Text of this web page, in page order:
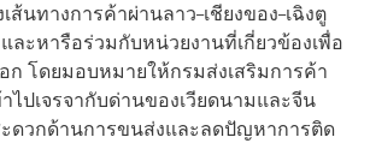
ส้นทางการค้าผ่านลาว–เชียงของ–เฉิงตู
ละหารือร่วมกับหน่วยงานที่เกี่ยวข้องเพื่อ
โดยมอบหมายให้กรมส่งเสริมการค้า
ไปเจรจากับด่านของเวียดนามและจีน
ดวกด้านการขนส่งและลดปัญหาการติด